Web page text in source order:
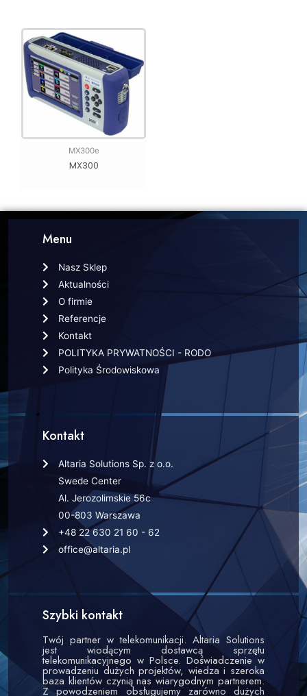
MX300e
MX300
Menu
Nasz Sklep
Aktualności
O firmie
Referencje
Kontakt
POLITYKA PRYWATNOŚCI - RODO
Polityka Środowiskowa
Kontakt
Altaria Solutions Sp. z o.o.
Swede Center
Al. Jerozolimskie 56c
00-803 Warszawa
+48 22 630 21 60 - 62
office@altaria.pl
Szybki kontakt
Twój partner w telekomunikacji. Altaria Solutions
jest wiodącym dostawcą sprzętu
telekomunikacyjnego w Polsce. Doświadczenie w
prowadzeniu dużych projektów, wiedza i szeroka
baza klientów czynią nas wiarygodnym partnerem.
Z powodzeniem obsługujemy zarówno dużych